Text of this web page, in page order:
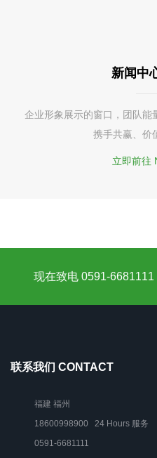
新闻中
企业形象展示的窗口，团队能
携手共赢、价
立即前往
现在致电 0591-
联系我们 CONTACT
福建 福州
18600998900 24 Hours 服务
0591-6681111